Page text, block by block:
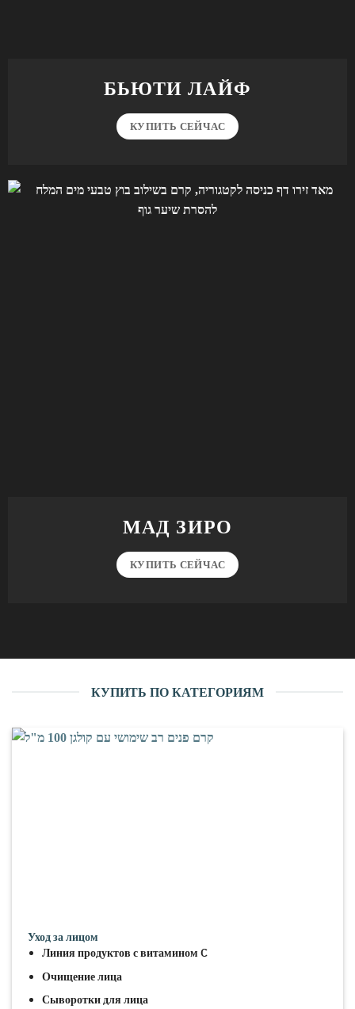
БЬЮТИ ЛАЙФ
КУПИТЬ СЕЙЧАС
МАД ЗИРО
КУПИТЬ СЕЙЧАС
КУПИТЬ ПО КАТЕГОРИЯМ
Уход за лицом
Линия продуктов с витамином C
Очищение лица
Сыворотки для лица